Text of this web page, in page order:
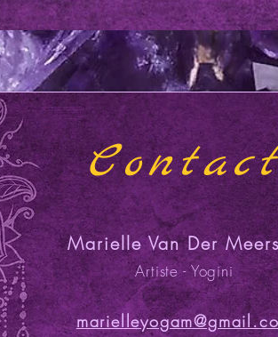
Marielle Van Der
Artiste - Yogini